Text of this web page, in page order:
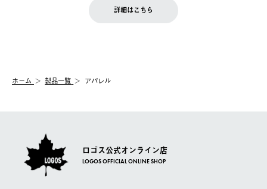
【配送業者】
佐川急便にて配送されます。
お客様都合の返品にかかる送料は、お客様ご負担とさせていただ
一度お手元の商品を返品いただき、ご希望商品を再注文してくだ
LOGOS FAMILY会員の方は、会員マイページ内 購入履歴画面に
詳細はこちら
ホーム 製品一覧 アパレル
ロゴス公式オンライン店
LOGOS OFFICIAL ONLINE SHOP